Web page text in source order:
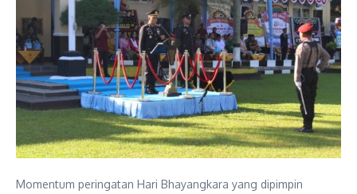
Momentum peringatan Hari Bhayangkara yang dipimpin